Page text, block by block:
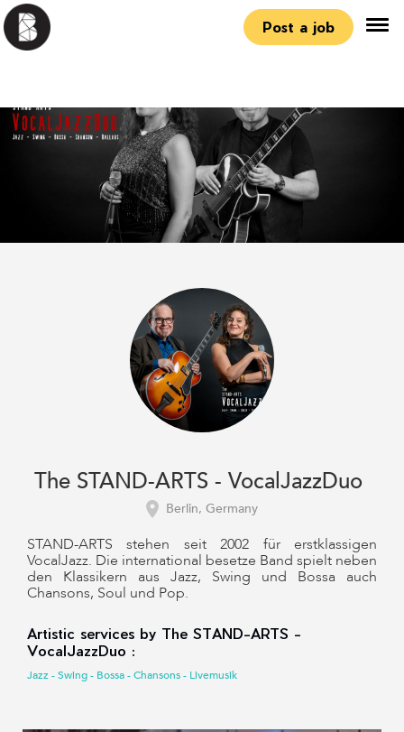
Post a job
The STAND-ARTS - VocalJazzDuo
Berlin, Germany
STAND-ARTS stehen seit 2002 für erstklassigen
VocalJazz. Die international besetze Band spielt neben
den Klassikern aus Jazz, Swing und Bossa auch
Chansons, Soul und Pop.
Artistic services by The STAND-ARTS -
VocalJazzDuo :
Jazz - Swing - Bossa - Chansons - Livemusik